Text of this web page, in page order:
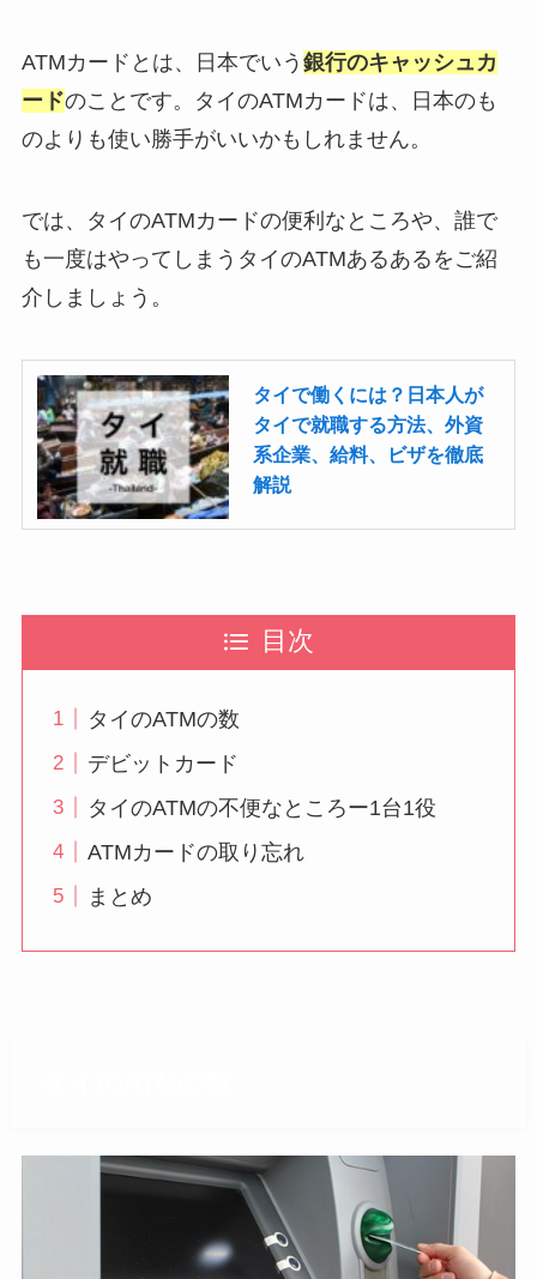
ATMカードとは、日本でいう 銀行のキャッシュカ
ードのことです。タイのATMカードは、日本のも
のよりも使い勝手がいいかもしれません。
では、タイのATMカードの便利なところや、誰で
も一度はやってしまうタイのATMあるあるをご紹
介しましょう。
タイで働くには？日本人が
タイで就職する方法、外資
系企業、給料、ビザを徹底
解説
目次
タイのATMの数
デビットカード
タイのATMの不便なところー1台1役
ATMカードの取り忘れ
まとめ